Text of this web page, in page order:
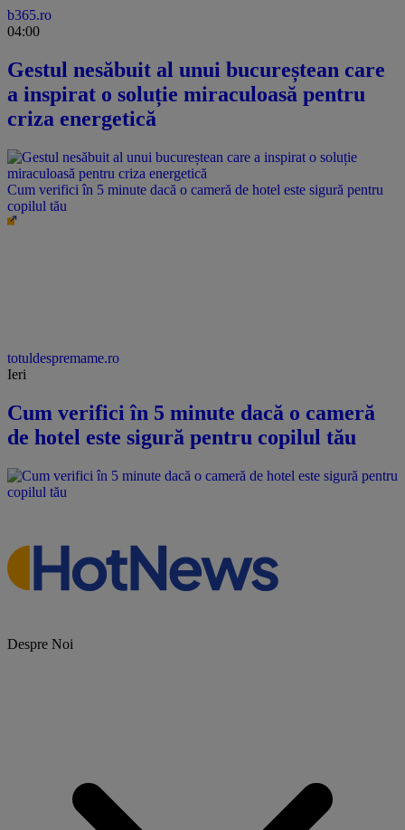
b365.ro
04:00
Gestul nesăbuit al unui bucureștean care
a inspirat o soluție miraculoasă pentru
criza energetică
Cum verifici în 5 minute dacă o cameră de hotel este sigură pentru
copilul tău
totuldespremame.ro
Ieri
Cum verifici în 5 minute dacă o cameră
de hotel este sigură pentru copilul tău
Despre Noi